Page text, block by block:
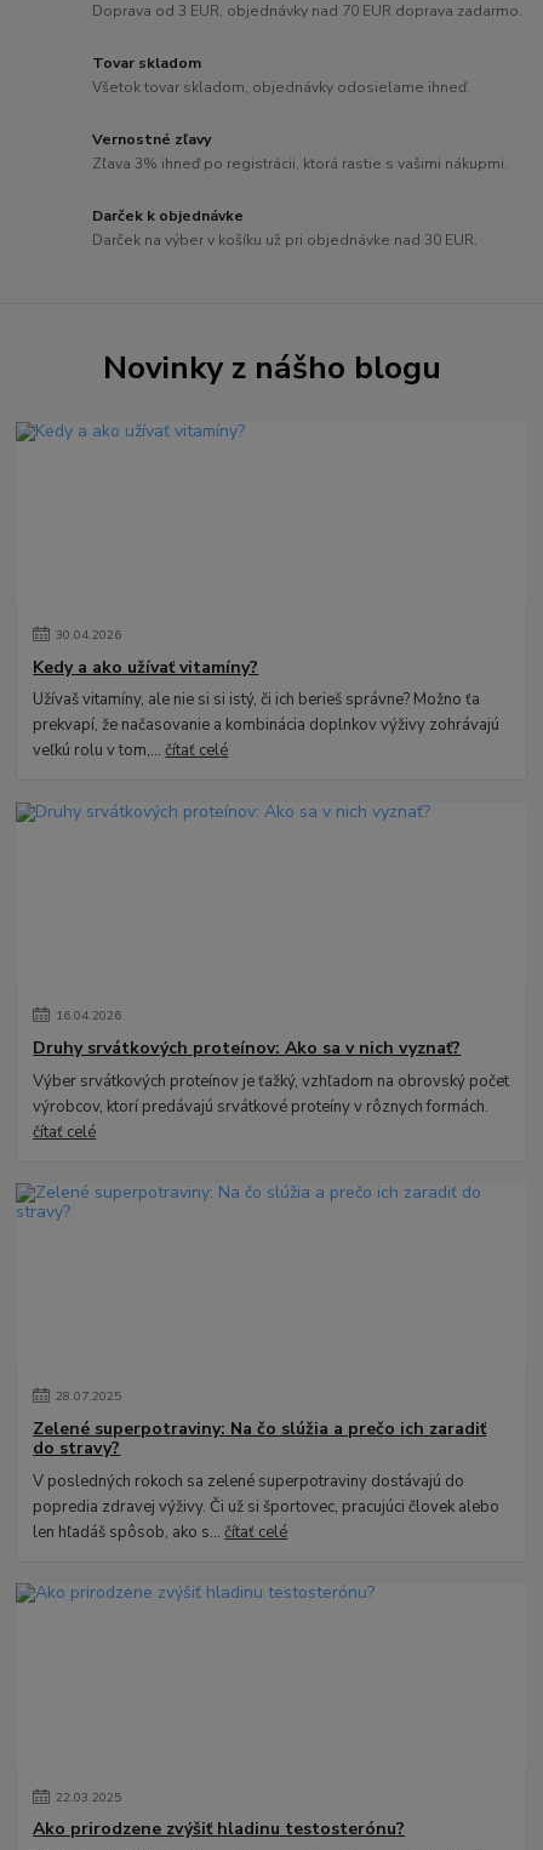
Doprava od 3 EUR, objednávky nad 70 EUR doprava zadarmo.
Tovar skladom
Všetok tovar skladom, objednávky odosielame ihneď.
Vernostné zľavy
Zľava 3% ihneď po registrácii, ktorá rastie s vašimi nákupmi.
Darček k objednávke
Darček na výber v košíku už pri objednávke nad 30 EUR.
Novinky z nášho blogu
30.04.2026
Kedy a ako užívať vitamíny?
Užívaš vitamíny, ale nie si si istý, či ich berieš správne? Možno ťa
prekvapí, že načasovanie a kombinácia doplnkov výživy zohrávajú
veľkú rolu v tom,...čítať celé
16.04.2026
Druhy srvátkových proteínov: Ako sa v nich vyznať?
Výber srvátkových proteínov je ťažký, vzhľadom na obrovský počet
výrobcov, ktorí predávajú srvátkové proteíny v rôznych formách.
čítať celé
28.07.2025
Zelené superpotraviny: Na čo slúžia a prečo ich zaradiť
do stravy?
V posledných rokoch sa zelené superpotraviny dostávajú do
popredia zdravej výživy. Či už si športovec, pracujúci človek alebo
len hľadáš spôsob, ako s...čítať celé
22.03.2025
Ako prirodzene zvýšiť hladinu testosterónu?